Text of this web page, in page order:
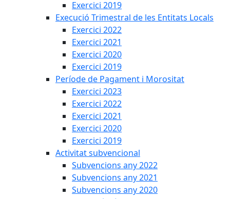
Exercici 2019
Execució Trimestral de les Entitats Locals
Exercici 2022
Exercici 2021
Exercici 2020
Exercici 2019
Període de Pagament i Morositat
Exercici 2023
Exercici 2022
Exercici 2021
Exercici 2020
Exercici 2019
Activitat subvencional
Subvencions any 2022
Subvencions any 2021
Subvencions any 2020